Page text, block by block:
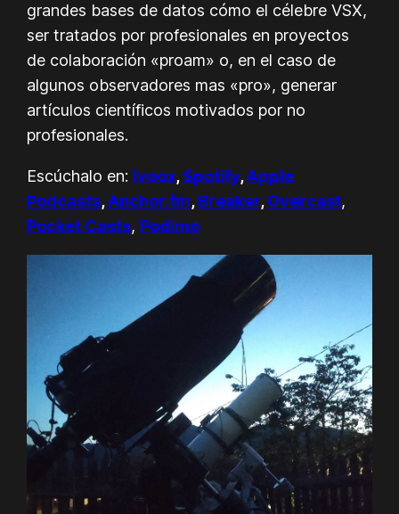
grandes bases de datos cómo el célebre VSX,
ser tratados por profesionales en proyectos
de colaboración «proam» o, en el caso de
algunos observadores mas «pro», generar
artículos científicos motivados por no
profesionales.
Escúchalo en: Ivoox,Spotify,Apple
Podcasts,Anchor.fm,Breaker,Overcast,
Pocket Casts, Podimo